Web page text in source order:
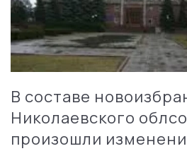
В составе
Николаевского
произошли